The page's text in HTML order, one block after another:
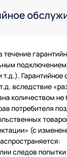
течение
т.д.).
вследствие
количеством
потребителя
(с
следов